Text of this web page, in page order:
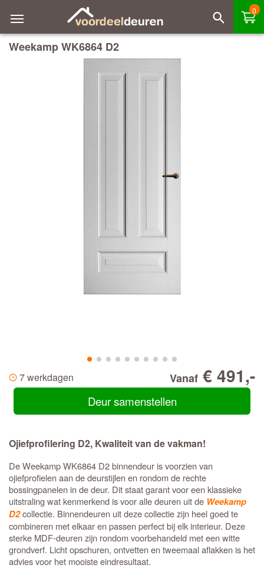
0
Weekamp WK6864 D2
7 werkdagen Vanaf € 491,-
Deur samenstellen
Ojiefprofilering D2, Kwaliteit van de vakman!
De Weekamp WK6864 D2 binnendeur is voorzien van
ojiefprofielen aan de deurstijlen en rondom de rechte
bossingpanelen in de deur. Dit staat garant voor een klassieke
uitstraling wat kenmerkend is voor alle deuren uit de Weekamp
D2collectie. Binnendeuren uit deze collectie zijn heel goed te
combineren met elkaar en passen perfect bij elk interieur. Deze
sterke MDF-deuren zijn rondom voorbehandeld met een witte
grondverf. Licht opschuren, ontvetten en tweemaal aflakken is het
advies voor het mooiste eindresultaat.